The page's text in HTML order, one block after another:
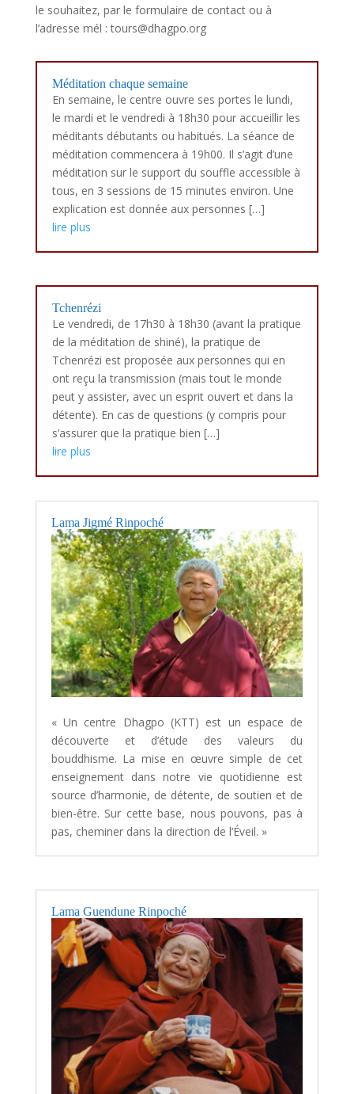
le souhaitez, par le formulaire de contact ou à
l’adresse mél : tours@dhagpo.org
Méditation chaque semaine
En semaine, le centre ouvre ses portes le lundi,
le mardi et le vendredi à 18h30 pour accueillir les
méditants débutants ou habitués. La séance de
méditation commencera à 19h00. Il s’agit d’une
méditation sur le support du souffle accessible à
tous, en 3 sessions de 15 minutes environ. Une
explication est donnée aux personnes […]
lire plus
Tchenrézi
Le vendredi, de 17h30 à 18h30 (avant la pratique
de la méditation de shiné), la pratique de
Tchenrézi est proposée aux personnes qui en
ont reçu la transmission (mais tout le monde
peut y assister, avec un esprit ouvert et dans la
détente). En cas de questions (y compris pour
s’assurer que la pratique bien […]
lire plus
Lama Jigmé Rinpoché
« Un centre Dhagpo (KTT) est un espace de
découverte et d’étude des valeurs du
bouddhisme. La mise en œuvre simple de cet
enseignement dans notre vie quotidienne est
source d’harmonie, de détente, de soutien et de
bien-être. Sur cette base, nous pouvons, pas à
pas, cheminer dans la direction de l’Éveil. »
Lama Guendune Rinpoché